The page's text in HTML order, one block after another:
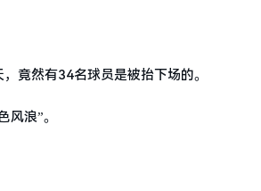
竟然有34名球员是被抬下场的。
浪”。